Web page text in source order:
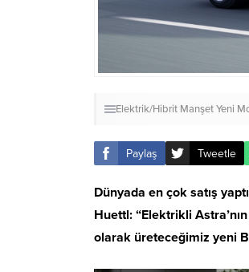
Elektrik/Hibrit ManşetYeni
Paylaş Tweetle
Dünyada en çok satış
Huettl: “Elektrikli
olarak üreteceğimiz yeni